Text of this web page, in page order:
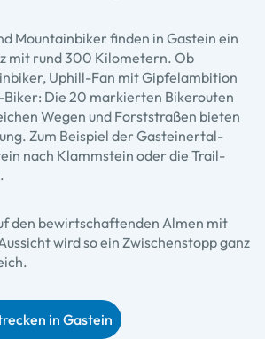
Mountainbiker finden in Gastein ein
mit rund 300 Kilometern. Ob
Uphill-Fan mit Gipfelambition
Die 20 markierten Bikerouten
Wegen und Forststraßen bieten
Zum Beispiel der Gasteinertal-
nach Klammstein oder die Trail-
den bewirtschaftenden Almen mit
wird so ein Zwischenstopp ganz
in Gastein